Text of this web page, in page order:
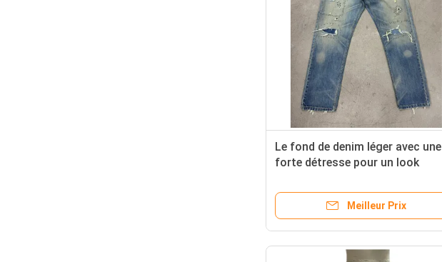
Le fond de denim léger avec une
forte détresse pour un look
Meilleur Prix